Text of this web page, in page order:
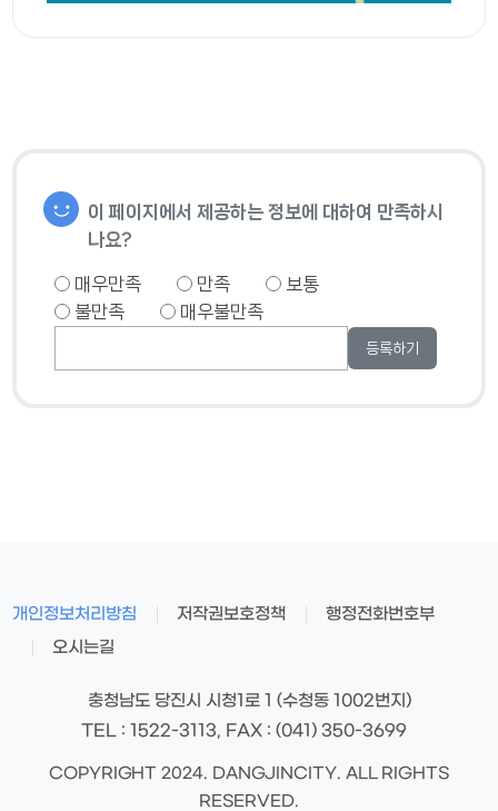
이 페이지에서 제공하는 정보에 대하여 만족하시
나요?
매우만족 만족
보통
불만족
매우불만족
개인정보처리방침 저작권보호정책
행정전화번호부
오시는길
충청남도 당진시 시청1로 1 (수청동 1002번지)
TEL : 1522-3113, FAX : (041) 350-3699
COPYRIGHT 2024. DANGJINCITY. ALL RIGHTS
RESERVED.